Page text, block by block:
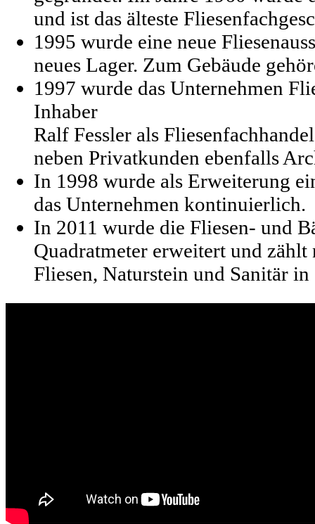
und ist das älteste
1995 wurde eine neue
neues Lager. Zum Gebäude
1997 wurde das Unternehmen
Inhaber
Ralf Fessler als
neben Privatkunden ebenfalls
In 1998 wurde als Erweiterung
das Unternehmen kontinuierlich.
In 2011 wurde die Fliesen- und
Quadratmeter erweitert und
Fliesen, Naturstein und Sanitär